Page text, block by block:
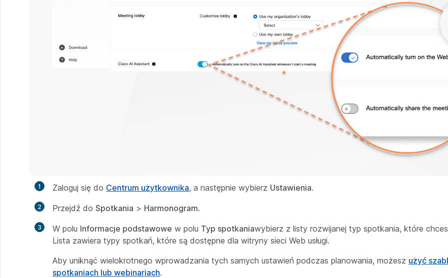
1 Zaloguj się do Centrum użytkownika, a następnie wybierz Ustawienia.
2 Przejdź do Spotkania > Harmonogram.
3 W polu Informacje podstawowe w polu Typ spotkaniawybierz z listy rozwijanej typ spotkania, które
Lista zawiera typy spotkań, które są dostępne dla witryny sieci Web usługi.
Aby uniknąć wielokrotnego wprowadzania tych samych ustawień podczas planowania, możesz użyć
spotkaniach lub webinariach.